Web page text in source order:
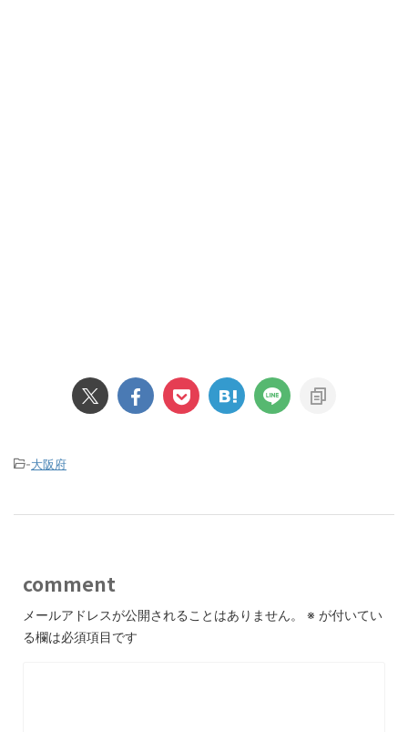
-大阪府
comment
メールアドレスが公開されることはありません。 ※ が付いてい
る欄は必須項目です